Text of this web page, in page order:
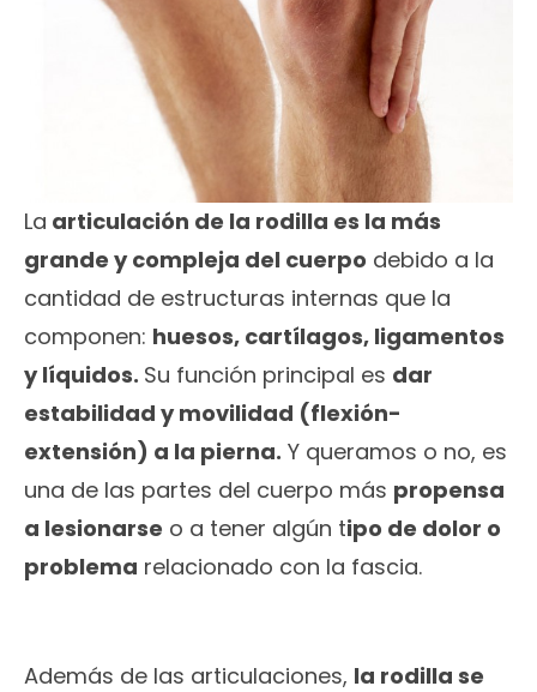
La articulación de la rodilla es la más
grande y compleja del cuerpo debido a la
cantidad de estructuras internas que la
componen: huesos, cartílagos, ligamentos
y líquidos. Su función principal es dar
estabilidad y movilidad (flexión-
extensión) a la pierna. Y queramos o no, es
una de las partes del cuerpo más propensa
a lesionarse o a tener algún tipo de dolor o
problema relacionado con la fascia.
Además de las articulaciones, la rodilla se